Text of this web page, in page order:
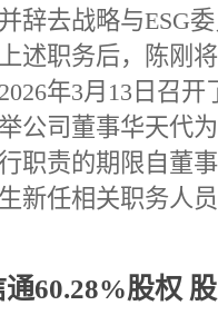
辞去战略与ESG
述职务后，陈刚
年3月13日召开
公司董事华天代
职责的期限自董
新任相关职务人
60.28%股权